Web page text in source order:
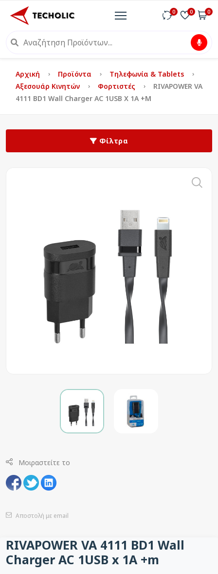
0 0 0
Αρχική Προϊόντα
Τηλεφωνία & Tablets
Αξεσουάρ Κινητών
Φορτιστές
RIVAPOWER VA
4111 BD1 Wall Charger AC 1USB X 1A +m
Φίλτρα
Μοιραστείτε το
Αποστολή με email
RIVAPOWER VA 4111 BD1 Wall
Charger AC 1USB x 1A +m